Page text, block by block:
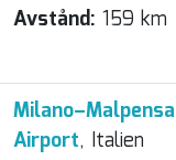
Avstånd: 159 km
Milano–Malpensa
Airport, Italien